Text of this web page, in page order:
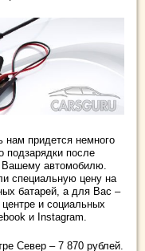
нам придется немного
подзарядки после
автомобилю.
специальную цену на
батарей, а для Вас –
и социальных
и Instagram.
Север – 7 870 рублей.